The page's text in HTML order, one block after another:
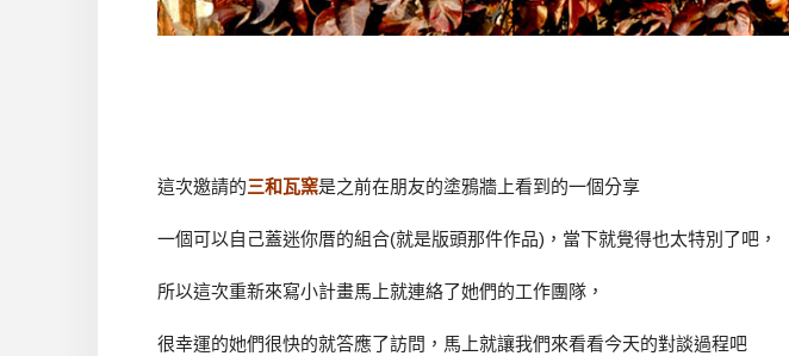
這次邀請的三和瓦窯是之前在朋友的塗鴉牆上看到的一個分享
一個可以自己蓋迷你厝的組合(就是版頭那件作品)，當下就覺得也太特別了吧，
所以這次重新來寫小計畫馬上就連絡了她們的工作團隊，
很幸運的她們很快的就答應了訪問，馬上就讓我們來看看今天的對談過程吧